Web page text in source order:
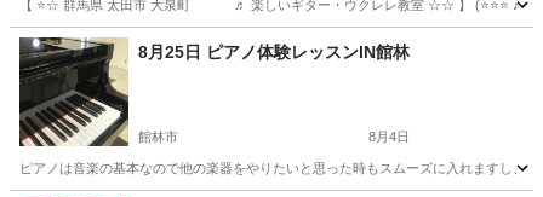
【 ⭐️☆ 群馬県 太田市 大泉町 ♬ 楽しいギター・ウクレレ教室 ☆☆ 】 (⭐️⭐️⭐️ ♪ 入会
群馬 邑楽郡 西小泉駅 ギター
8月25日 ピアノ体験レッスンIN館林
館林市 8月4日
ピアノは音楽の基本なので他の楽器をやりたいと思った時もスムーズに入れますし、